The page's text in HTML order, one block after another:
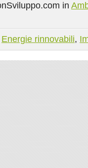
in
Energie rinnovabili,